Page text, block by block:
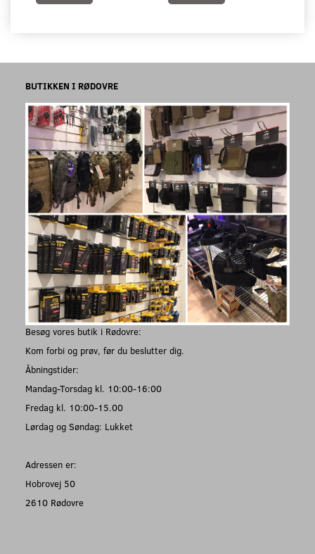
BUTIKKEN I RØDOVRE
Besøg vores butik i Rødovre:
Kom forbi og prøv, før du beslutter dig.
Åbningstider:
Mandag-Torsdag kl. 10:00-16:00
Fredag kl. 10:00-15.00
Lørdag og Søndag: Lukket
Adressen er:
Hobrovej 50
2610 Rødovre